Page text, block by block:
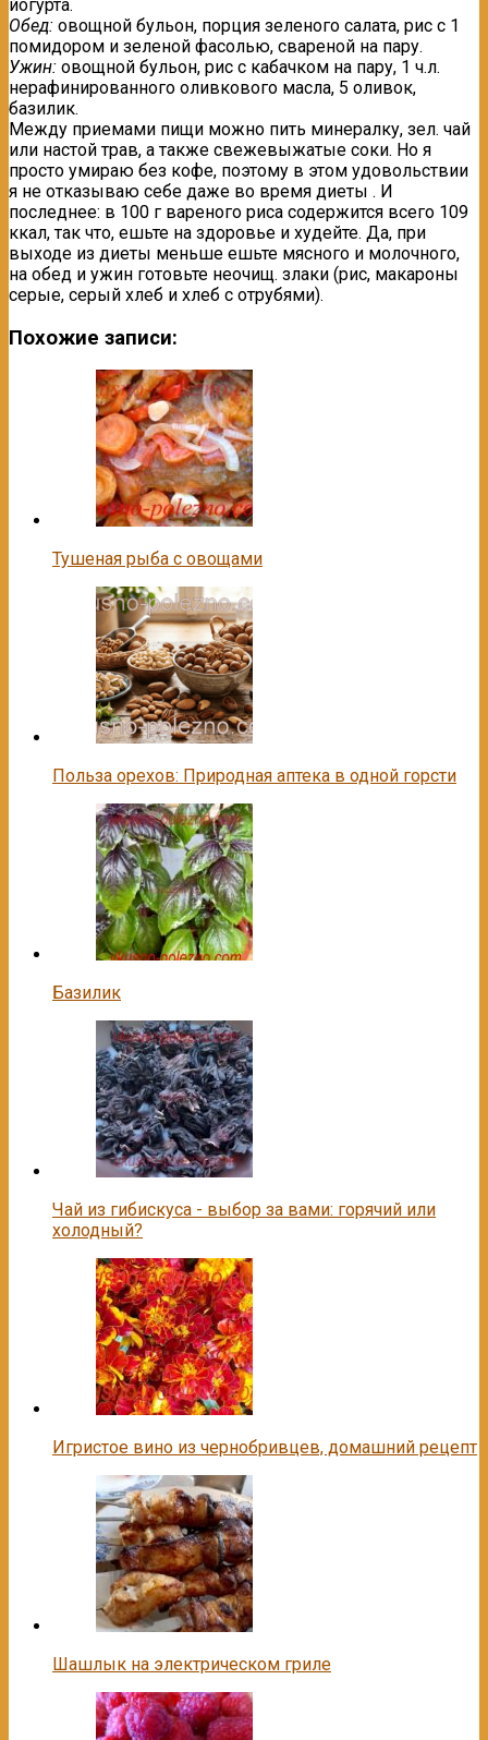
йогурта.
Обед: овощной бульон, порция зеленого салата, рис с 1
помидором и зеленой фасолью, свареной на пару.
Ужин: овощной бульон, рис с кабачком на пару, 1 ч.л.
нерафинированного оливкового масла, 5 оливок,
базилик.
Между приемами пищи можно пить минералку, зел. чай
или настой трав, а также свежевыжатые соки. Но я
просто умираю без кофе, поэтому в этом удовольствии
я не отказываю себе даже во время диеты . И
последнее: в 100 г вареного риса содержится всего 109
ккал, так что, ешьте на здоровье и худейте. Да, при
выходе из диеты меньше ешьте мясного и молочного,
на обед и ужин готовьте неочищ. злаки (рис, макароны
серые, серый хлеб и хлеб с отрубями).
Похожие записи:
Тушеная рыба с овощами
Польза орехов: Природная аптека в одной горсти
Базилик
Чай из гибискуса - выбор за вами: горячий или
холодный?
Игристое вино из чернобривцев, домашний рецепт
Шашлык на электрическом гриле